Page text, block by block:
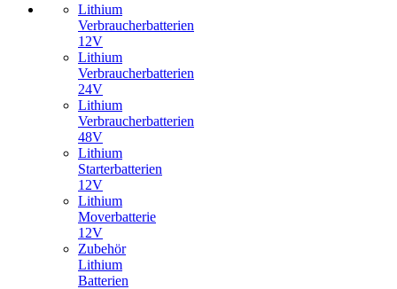
Lithium
Verbraucherbatterien
12V
Lithium
Verbraucherbatterien
24V
Lithium
Verbraucherbatterien
48V
Lithium
Starterbatterien
12V
Lithium
Moverbatterie
12V
Zubehör
Lithium
Batterien